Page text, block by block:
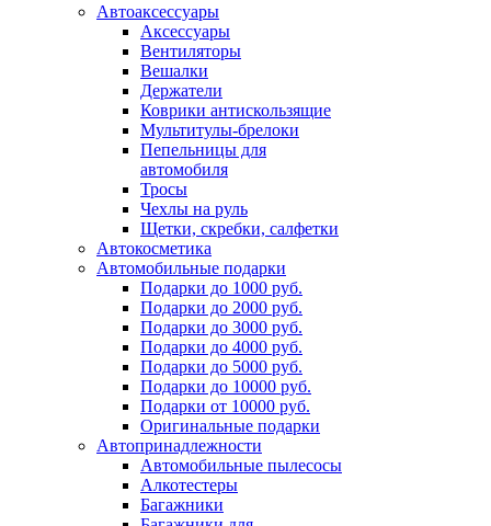
Автоаксессуары
Аксессуары
Вентиляторы
Вешалки
Держатели
Коврики антискользящие
Мультитулы-брелоки
Пепельницы для
автомобиля
Тросы
Чехлы на руль
Щетки, скребки, салфетки
Автокосметика
Автомобильные подарки
Подарки до 1000 руб.
Подарки до 2000 руб.
Подарки до 3000 руб.
Подарки до 4000 руб.
Подарки до 5000 руб.
Подарки до 10000 руб.
Подарки от 10000 руб.
Оригинальные подарки
Автопринадлежности
Автомобильные пылесосы
Алкотестеры
Багажники